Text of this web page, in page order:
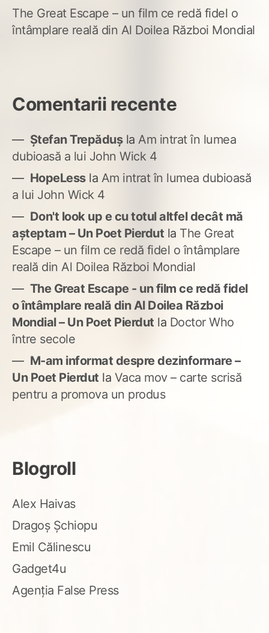
The Great Escape – un film ce redă fidel o
întâmplare reală din Al Doilea Război Mondial
Comentarii recente
Ștefan Trepădușla Am intrat în lumea
dubioasă a lui John Wick 4
HopeLessla Am intrat în lumea dubioasă
a lui John Wick 4
Don't look up e cu totul altfel decât mă
așteptam – Un Poet Pierdut la The Great
Escape – un film ce redă fidel o întâmplare
reală din Al Doilea Război Mondial
The Great Escape - un film ce redă fidel
o întâmplare reală din Al Doilea Război
Mondial – Un Poet Pierdut la Doctor Who
între secole
M-am informat despre dezinformare –
Un Poet Pierdut la Vaca mov – carte scrisă
pentru a promova un produs
Blogroll
Alex Haivas
Dragoș Șchiopu
Emil Călinescu
Gadget4u
Agenția False Press